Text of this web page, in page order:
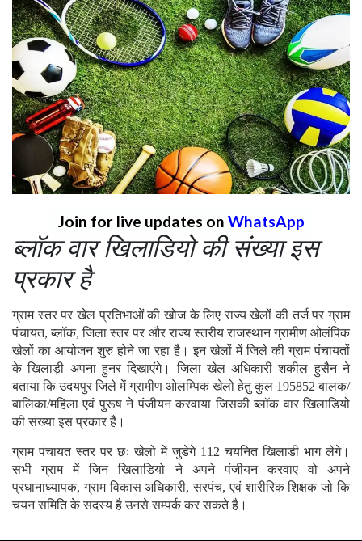
Join for live updates on WhatsApp
ब्लॉक वार खिलाडियो की संख्या इस
प्रकार है
ग्राम स्तर पर खेल प्रतिभाओं की खोज के लिए राज्य खेलों की तर्ज पर ग्राम
पंचायत, ब्लॉक, जिला स्तर पर और राज्य स्तरीय राजस्थान ग्रामीण ओलंपिक
खेलों का आयोजन शुरु होने जा रहा है। इन खेलों में जिले की ग्राम पंचायतों
के खिलाड़ी अपना हुनर दिखाएंगे। जिला खेल अधिकारी शकील हुसैन ने
बताया कि उदयपुर जिले में ग्रामीण ओलम्पिक खेलो हेतु कुल 195852 बालक/
बालिका/महिला एवं पुरूष ने पंजीयन करवाया जिसकी ब्लॉक वार खिलाडियो
की संख्या इस प्रकार है।
ग्राम पंचायत स्तर पर छः खेलो में जुडेगे 112 चयनित खिलाडी भाग लेगे।
सभी ग्राम में जिन खिलाडियो ने अपने पंजीयन करवाए वो अपने
प्रधानाध्यापक, ग्राम विकास अधिकारी, सरपंच, एवं शारीरिक शिक्षक जो कि
चयन समिति के सदस्य है उनसे सम्पर्क कर सकते है।